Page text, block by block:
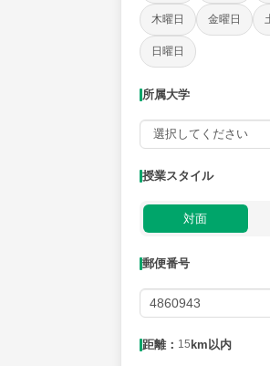
木曜日 金曜日
日曜日
所属大学
授業スタイル
対面
郵便番号
距離： 15 km以内
社会 算数
時給：¥1,000 ～ ¥10,000
授業可能日
月曜日 火曜日
距離：15km以内